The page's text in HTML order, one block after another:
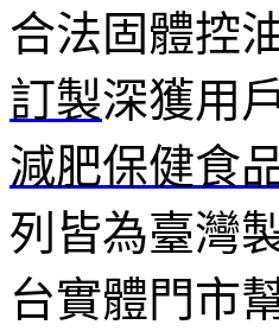
合法固體控
訂製深獲用
減肥保健食
列皆為臺灣
台實體門市